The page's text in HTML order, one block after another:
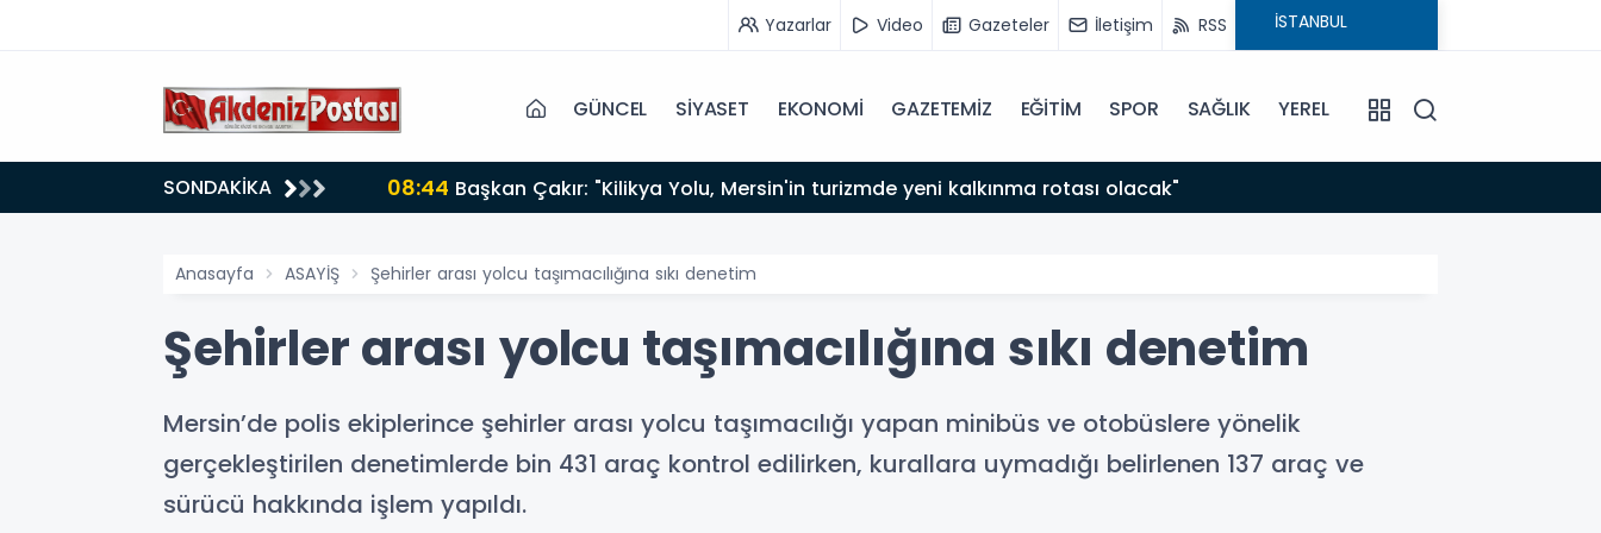
Yazarlar Video Gazeteler İletişim RSS
GÜNCEL SİYASET EKONOMİ GAZETEMİZ EĞİTİM SPOR SAĞLIK YEREL
SONDAKİKA 08:44 Başkan Çakır: "Kilikya Yolu, Mersin'in turizmde yeni kalkınma rotası olacak"
Anasayfa ASAYİŞ Şehirler arası yolcu taşımacılığına sıkı denetim
Şehirler arası yolcu taşımacılığına sıkı denetim
Mersin’de polis ekiplerince şehirler arası yolcu taşımacılığı yapan minibüs ve otobüslere yönelik
gerçekleştirilen denetimlerde bin 431 araç kontrol edilirken, kurallara uymadığı belirlenen 137 araç ve
sürücü hakkında işlem yapıldı.